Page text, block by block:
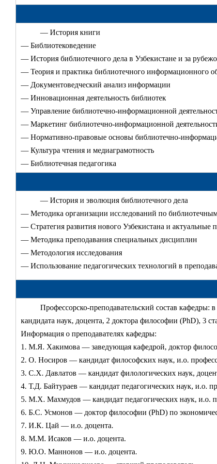
— История книги
— Библиотековедение
— История библиотечного дела в Узбекистане и за
— Теория и практика библиотечного информационного
— Документоведческий анализ информации
— Инновационная деятельность библиотек
— Управление библиотечно-информационной
— Маркетинг библиотечно-информационной
— Нормативно-правовые основы библиотечно-
— Культура чтения и медиаграмотность
— Библиотечная педагогика
— История и эволюция библиотечного дела
— Методика организации исследований по
— Стратегия развития нового Узбекистана и актуальные
— Методика преподавания специальных дисциплин
— Методология исследования
— Использование педагогических технологий в
Профессорско-преподавательский состав кафедры:
кандидата наук, доцента, 2 доктора философии (PhD), 3
Информация о преподавателях кафедры:
1. М.Я. Хакимова — заведующая кафедрой, доктор
2. О. Носиров — кандидат философских наук, и.о.
3. С.Х. Давлатов — кандидат филологических наук,
4. Т.Д. Байтураев — кандидат педагогических наук, и.о.
5. М.Х. Махмудов — кандидат педагогических наук, и.о.
6. Б.С. Усмонов — доктор философии (PhD) по
7. И.К. Цай — и.о. доцента.
8. М.М. Исаков — и.о. доцента.
9. Ю.О. Маннонов — и.о. доцента.